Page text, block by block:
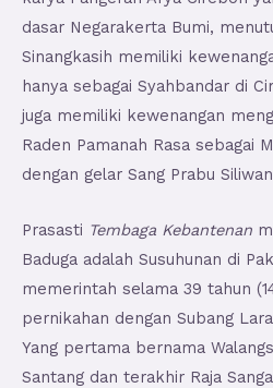
dasar Negarakerta Bumi,
Sinangkasih memiliki
hanya sebagai Syahbandar di
juga memiliki kewenangan
Raden Pamanah Rasa sebagai
dengan gelar Sang Prabu
Prasasti Tembaga Kebantenan
Baduga adalah Susuhunan di
memerintah selama 39 tahun
pernikahan dengan Subang
Yang pertama bernama
Santang dan terakhir Raja